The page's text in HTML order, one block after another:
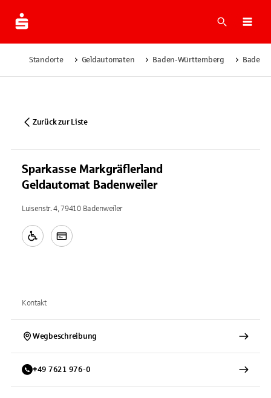
Suche
Standorte Geldautomaten Baden-Württemberg
Zurück zur Liste
Sparkasse Markgräflerland
Geldautomat Badenweiler
Luisenstr. 4, 79410 Badenweiler
Kontakt
Wegbeschreibung
+49 7621 976-0